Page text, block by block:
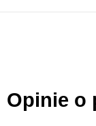
Opinie o